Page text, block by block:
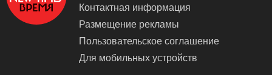
Контактная информация
Размещение рекламы
Пользовательское соглашение
Для мобильных устройств